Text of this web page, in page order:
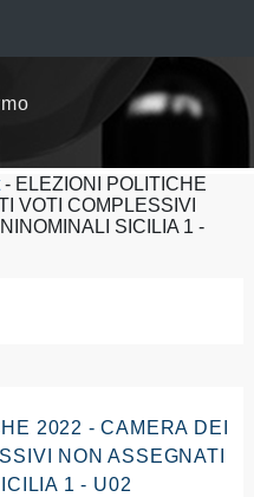
- ELEZIONI POLITICHE
VOTI COMPLESSIVI
SICILIA 1 -
2022 - CAMERA DEI
NON ASSEGNATI
1 - U02